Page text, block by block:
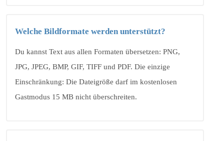
Welche Bildformate werden unterstützt?
Du kannst Text aus allen Formaten übersetzen: PNG,
JPG, JPEG, BMP, GIF, TIFF und PDF. Die einzige
Einschränkung: Die Dateigröße darf im kostenlosen
Gastmodus 15 MB nicht überschreiten.